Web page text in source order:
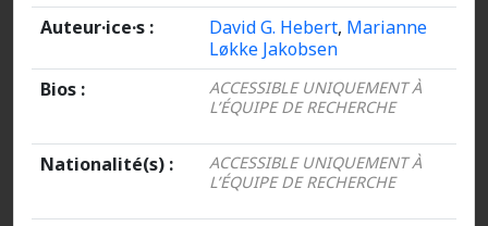
Auteur·ice·s : David G. Hebert, Marianne
Løkke Jakobsen
Bios :
ACCESSIBLE UNIQUEMENT À
L’ÉQUIPE DE RECHERCHE
Nationalité(s) :
ACCESSIBLE UNIQUEMENT À
L’ÉQUIPE DE RECHERCHE